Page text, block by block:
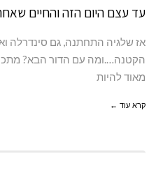
עד עצם היום הזה והחיים
אז שלגיה התחתנה, גם סינדרלה
הקטנה….ומה עם הדור הבא?
מאוד להיות
קרא עוד ←